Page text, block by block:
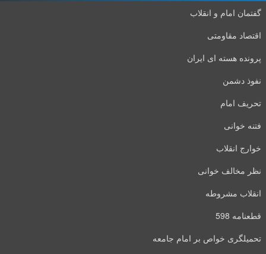
گفتمان امام و انقلاب
اقتصاد مقاومتی
پرونده هسته ای ایران
نفوذ دشمن
تحریف امام
فتنه خوانی
خوارج انقلاب
نظر مخالف خوانی
انقلاب مشروطه
قطعنامه 598
تحمیلگری خواص بر امام جامعه